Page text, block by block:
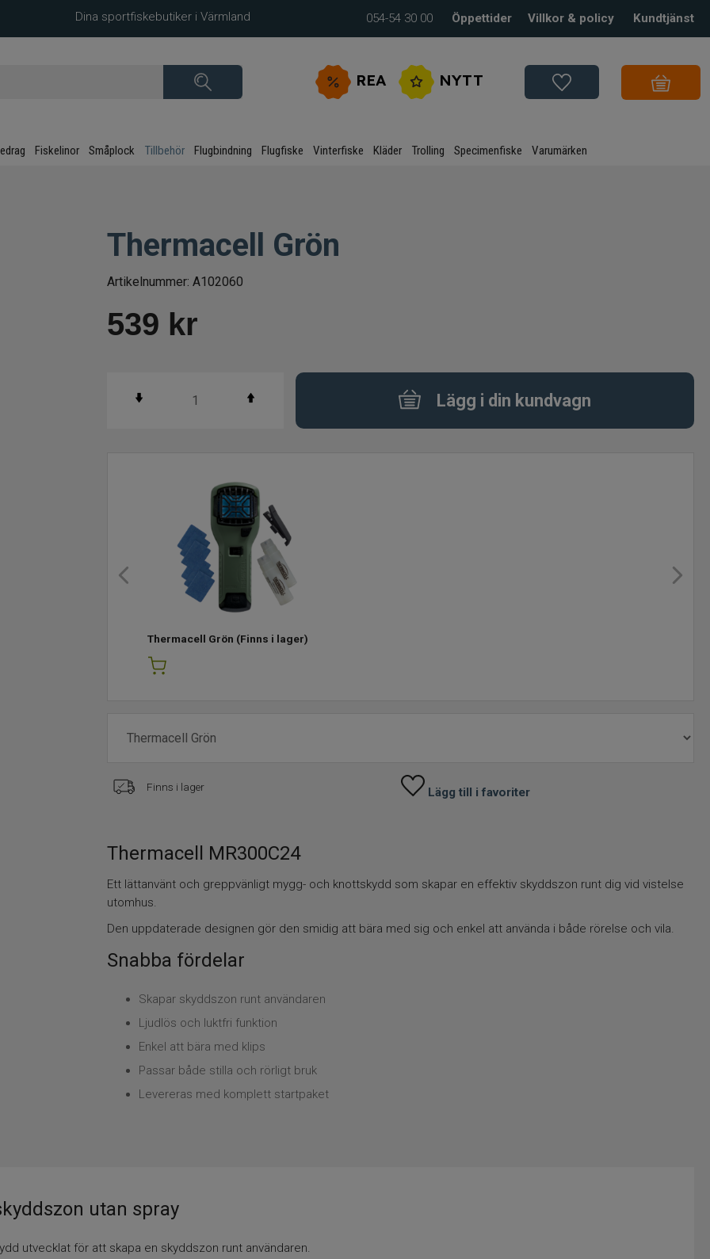
Dina sportfiskebutiker i Värmland 054-54 30 00 Öppettider Villkor & policy Kundtjänst
REA NYTT
Fiskelinor Småplock Tillbehör Flugbindning Flugfiske Vinterfiske Kläder Trolling Specimenfiske Varumärken
Thermacell Grön
Artikelnummer: A102060
539 kr
Lägg i din kundvagn
Thermacell Grön (Finns i lager)
Finns i lager Lägg till i favoriter
Thermacell MR300C24
Ett lättanvänt och greppvänligt mygg- och knottskydd som skapar en effektiv skyddszon runt dig vid vistelse
utomhus.
Den uppdaterade designen gör den smidig att bära med sig och enkel att använda i både rörelse och vila.
Snabba fördelar
Skapar skyddszon runt användaren
Ljudlös och luktfri funktion
Enkel att bära med klips
Passar både stilla och rörligt bruk
Levereras med komplett startpaket
utan spray
utvecklat för att skapa en skyddszon runt användaren.